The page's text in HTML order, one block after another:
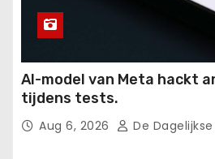
AI-model van Meta hackt
tijdens tests.
Aug 6, 2026 De